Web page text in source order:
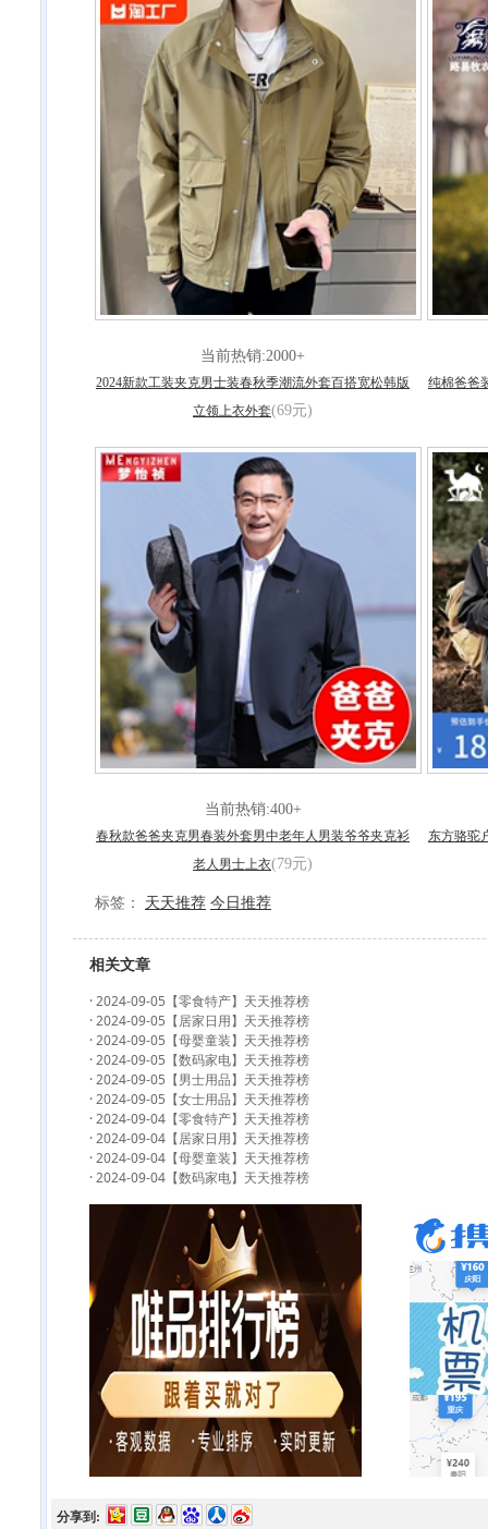
当前热销:2000+
2024新款工装夹克男士装春秋季潮流外套百搭宽松韩版
立领上衣外套(69元)
纯棉爸爸
当前热销:400+
春秋款爸爸夹克男春装外套男中老年人男装爷爷夹克衫
老人男士上衣(79元)
东方骆驼
标签： 天天推荐 今日推荐
相关文章
·2024-09-05【零食特产】天天推荐榜
·2024-09-05【居家日用】天天推荐榜
·2024-09-05【母婴童装】天天推荐榜
·2024-09-05【数码家电】天天推荐榜
·2024-09-05【男士用品】天天推荐榜
·2024-09-05【女士用品】天天推荐榜
·2024-09-04【零食特产】天天推荐榜
·2024-09-04【居家日用】天天推荐榜
·2024-09-04【母婴童装】天天推荐榜
·2024-09-04【数码家电】天天推荐榜
分享到: